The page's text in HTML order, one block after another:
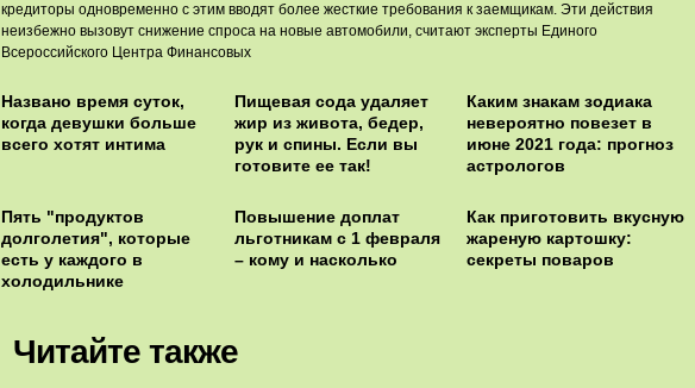
кредиторы одновременно с этим вводят более жесткие требования к заемщикам. Эти действия
неизбежно вызовут снижение спроса на новые автомобили, считают эксперты Единого
Всероссийского Центра Финансовых
Названо время суток,
когда девушки больше
всего хотят интима
Пищевая сода удаляет
жир из живота, бедер,
рук и спины. Если вы
готовите ее так!
Каким знакам зодиака
невероятно повезет в
июне 2021 года: прогноз
астрологов
Пять "продуктов
долголетия", которые
есть у каждого в
холодильнике
Повышение доплат
льготникам с 1 февраля
– кому и насколько
Как приготовить вкусную
жареную картошку:
секреты поваров
Читайте также